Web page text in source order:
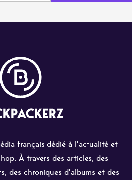
français dédié à l'actualité et
À travers des articles, des
des chroniques d'albums et des